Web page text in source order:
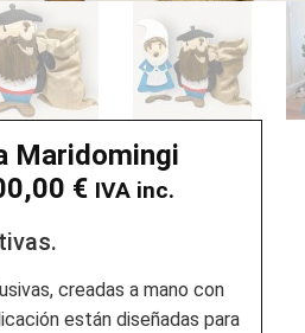
Maridomingi
€ IVA inc.
creadas a mano con
están diseñadas para